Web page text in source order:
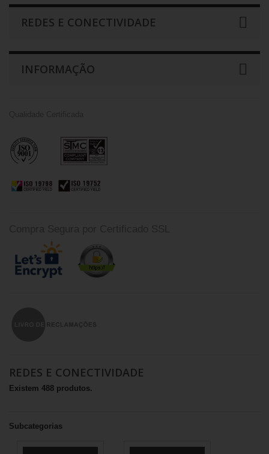
REDES E CONECTIVIDADE
INFORMAÇÃO
REDES E CONECTIVIDADE
Existem 488 produtos.
Subcategorias